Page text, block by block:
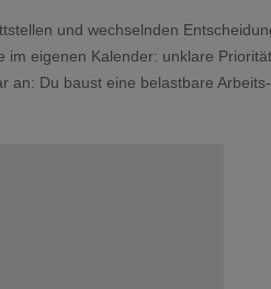
und wechselnden
eigenen Kalender: unklare
Du baust eine belastbare